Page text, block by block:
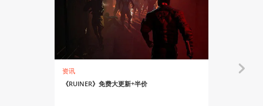
资讯
《RUINER》免费大更新+半价